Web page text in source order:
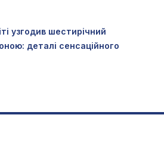
узгодив шестирічний
деталі сенсаційного